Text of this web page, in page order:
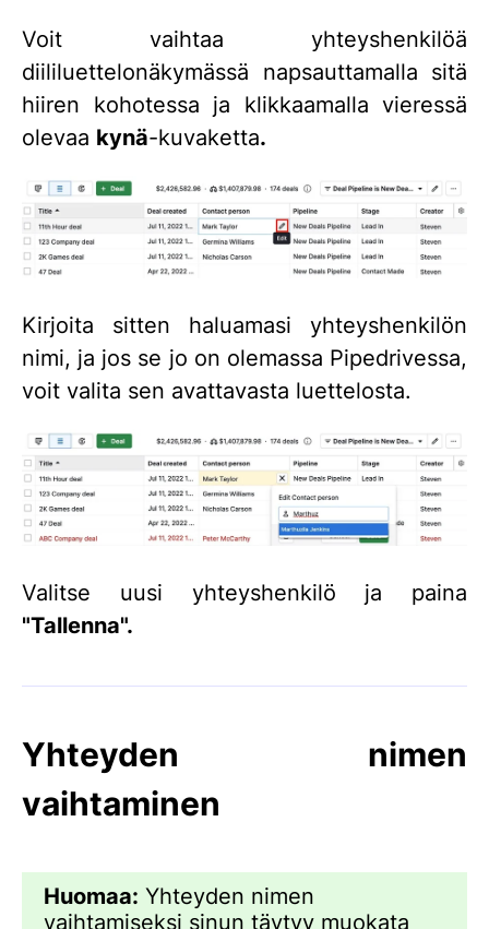
Voit vaihtaa yhteyshenkilöä
diililuettelonäkymässä napsauttamalla sitä
hiiren kohotessa ja klikkaamalla vieressä
olevaa kynä-kuvaketta.
Kirjoita sitten haluamasi yhteyshenkilön
nimi, ja jos se jo on olemassa Pipedrivessa,
voit valita sen avattavasta luettelosta.
Valitse uusi yhteyshenkilö ja paina
"Tallenna".
Yhteyden nimen
vaihtaminen
Huomaa: Yhteyden nimen
vaihtamiseksi sinun täytyy muokata